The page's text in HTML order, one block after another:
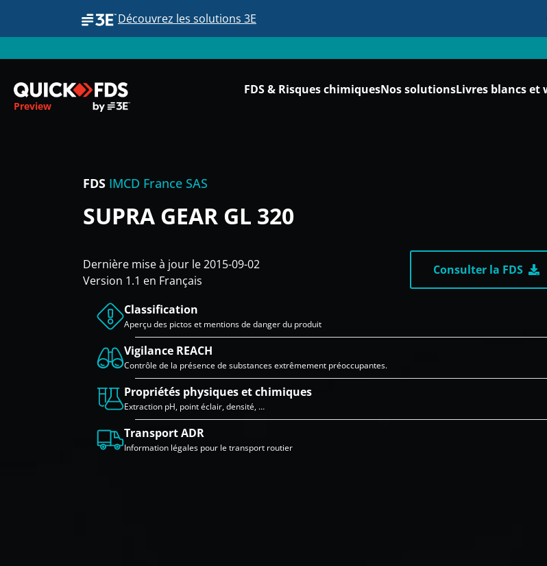
Découvrez les solutions 3E
Preview
FDS & Risques chimiquesNos solutionsLivres blancs et
SUPRA GEAR GL 320
FDS IMCD France SAS
Dernière mise à jour le 2015-09-02
Version 1.1 en Français
Consulter la FDS
Classification
Aperçu des pictos et mentions de danger du produit
Vigilance REACH
Contrôle de la présence de substances extrêmement préoccupantes.
Propriétés physiques et chimiques
Extraction pH, point éclair, densité, …
Transport ADR
Information légales pour le transport routier